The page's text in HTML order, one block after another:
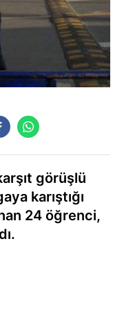
görüşlü
karıştığı
24 öğrenci,